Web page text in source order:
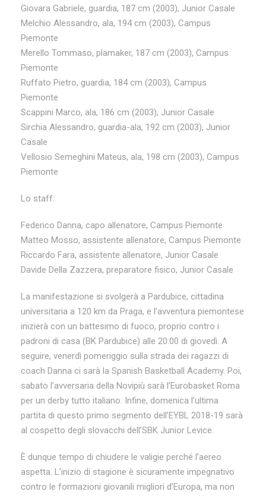
Giovara Gabriele, guardia, 187 cm (2003), Junior Casale
Melchio Alessandro, ala, 194 cm (2003), Campus
Piemonte
Merello Tommaso, plamaker, 187 cm (2003), Campus
Piemonte
Ruffato Pietro, guardia, 184 cm (2003), Campus
Piemonte
Scappini Marco, ala, 186 cm (2003), Junior Casale
Sirchia Alessandro, guardia-ala, 192 cm (2003), Junior
Casale
Vellosio Semeghini Mateus, ala, 198 cm (2003), Campus
Piemonte
Lo staff:
Federico Danna, capo allenatore, Campus Piemonte
Matteo Mosso, assistente allenatore, Campus Piemonte
Riccardo Fara, assistente allenatore, Junior Casale
Davide Della Zazzera, preparatore fisico, Junior Casale
La manifestazione si svolgerà a Pardubice, cittadina
universitaria a 120 km da Praga, e l’avventura piemontese
inizierà con un battesimo di fuoco, proprio contro i
padroni di casa (BK Pardubice) alle 20:00 di giovedì. A
seguire, venerdì pomeriggio sulla strada dei ragazzi di
coach Danna ci sarà la Spanish Basketball Academy. Poi,
sabato l’avversaria della Novipiù sarà l’Eurobasket Roma
per un derby tutto italiano. Infine, domenica l’ultima
partita di questo primo segmento dell’EYBL 2018-19 sarà
al cospetto degli slovacchi dell’SBK Junior Levice.
È dunque tempo di chiudere le valigie perché l’aereo
aspetta. L’inizio di stagione è sicuramente impegnativo
contro le formazioni giovanili migliori d’Europa, ma non